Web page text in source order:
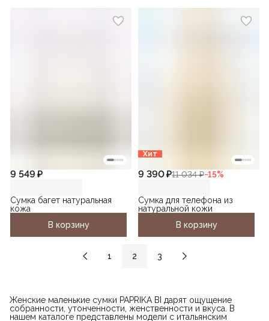
9 549 ₽
Сумка багет натуральная
кожа
В корзину
Хит
9 390 ₽11 034 ₽−15%
Сумка для телефона из
натуральной кожи
В корзину
1 2 3
Женские маленькие сумки PAPRIKA BI дарят ощущение
собранности, утонченности, женственности и вкуса. В
нашем каталоге представлены модели с итальянским